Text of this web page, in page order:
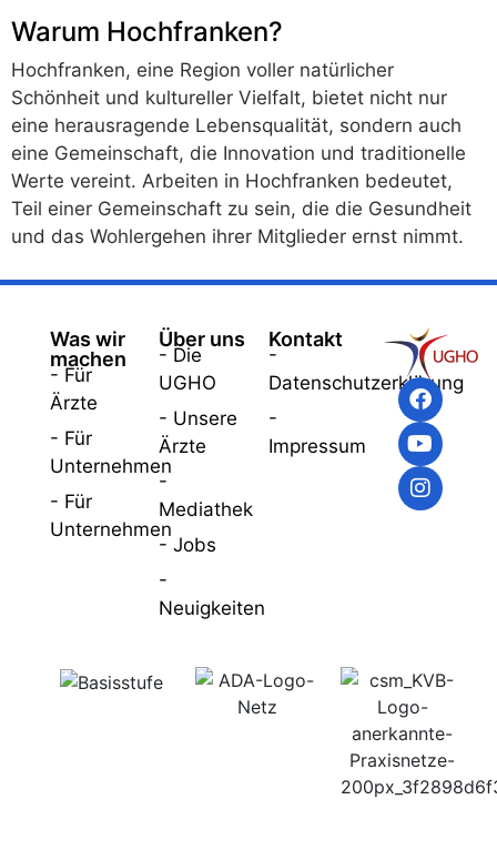
Warum Hochfranken?
Hochfranken, eine Region voller natürlicher
Schönheit und kultureller Vielfalt, bietet nicht nur
eine herausragende Lebensqualität, sondern auch
eine Gemeinschaft, die Innovation und traditionelle
Werte vereint. Arbeiten in Hochfranken bedeutet,
Teil einer Gemeinschaft zu sein, die die Gesundheit
und das Wohlergehen ihrer Mitglieder ernst nimmt.
Was wir
machen
- Für
Ärzte
- Für
Unternehmen
- Für
Unternehmen
Über uns
- Die
UGHO
- Unsere
Ärzte
-
Mediathek
- Jobs
-
Neuigkeiten
Kontakt
-
Datenschutzerklärung
-
Impressum